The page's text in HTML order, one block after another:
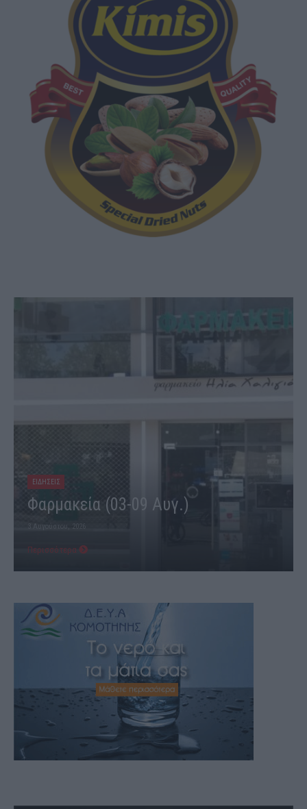
ΕΙΔΗΣΕΙΣ
Φαρμακεία (03-09 Αυγ.)
3 Αυγούστου, 2026
Περισσότερα